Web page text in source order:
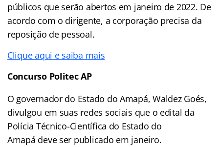
públicos que serão abertos em janeiro de 2022. De
acordo com o dirigente, a corporação precisa da
reposição de pessoal.
Clique aqui e saiba mais
Concurso Politec AP
O governador do Estado do Amapá, Waldez Goés,
divulgou em suas redes sociais que o edital da
Polícia Técnico-Científica do Estado do
Amapá deve ser publicado em janeiro.